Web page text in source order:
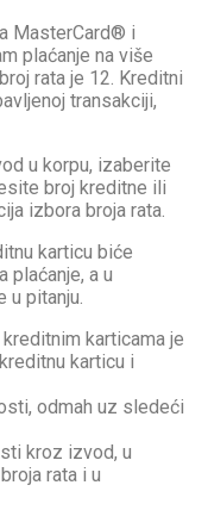
MasterCard® i
plaćanje na više
rata je 12. Kreditni
transakciji,
u korpu, izaberite
broj kreditne ili
izbora broja rata.
karticu biće
plaćanje, a u
u pitanju.
karticama je
karticu i
odmah uz sledeći
kroz izvod, u
rata i u